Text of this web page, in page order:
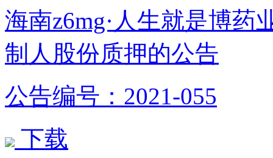
海南z6mg·人生就是博药
制人股份质押的公告
公告编号：2021-055
下载